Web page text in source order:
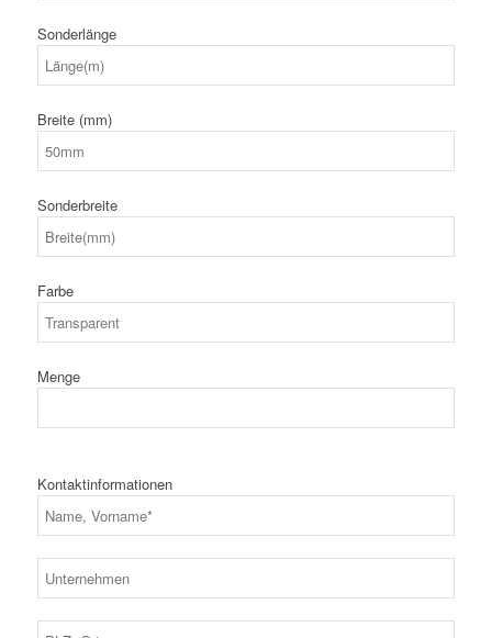
Sonderlänge
Breite (mm)
Sonderbreite
Farbe
Menge
Kontaktinformationen